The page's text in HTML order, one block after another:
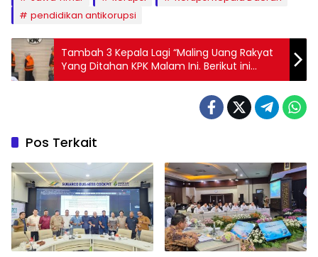
pendidikan antikorupsi
Tambah 3 Kepala Lagi “Maling Uang Rakyat
Yang Ditahan KPK Malam Ini. Berikut ini
Keterangan Lengkapnya
Pos Terkait